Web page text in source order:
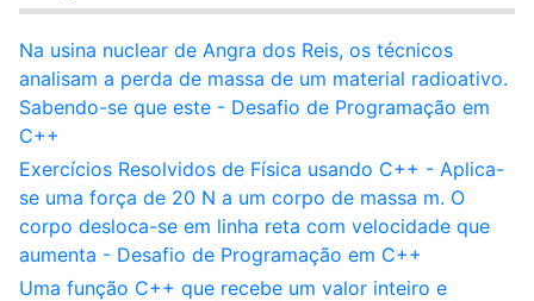
Na usina nuclear de Angra dos Reis, os técnicos
analisam a perda de massa de um material radioativo.
Sabendo-se que este - Desafio de Programação em
C++
Exercícios Resolvidos de Física usando C++ - Aplica-
se uma força de 20 N a um corpo de massa m. O
corpo desloca-se em linha reta com velocidade que
aumenta - Desafio de Programação em C++
Uma função C++ que recebe um valor inteiro e